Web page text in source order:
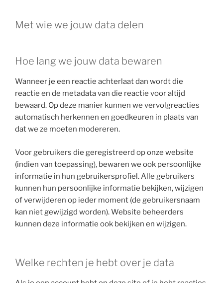
Met wie we jouw data delen
Hoe lang we jouw data bewaren
Wanneer je een reactie achterlaat dan wordt die
reactie en de metadata van die reactie voor altijd
bewaard. Op deze manier kunnen we vervolgreacties
automatisch herkennen en goedkeuren in plaats van
dat we ze moeten modereren.
Voor gebruikers die geregistreerd op onze website
(indien van toepassing), bewaren we ook persoonlijke
informatie in hun gebruikersprofiel. Alle gebruikers
kunnen hun persoonlijke informatie bekijken, wijzigen
of verwijderen op ieder moment (de gebruikersnaam
kan niet gewijzigd worden). Website beheerders
kunnen deze informatie ook bekijken en wijzigen.
Welke rechten je hebt over je data